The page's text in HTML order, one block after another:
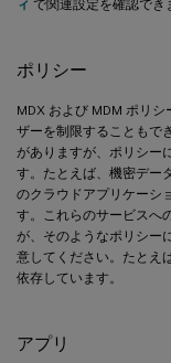
ィ で関連設定を確認でき
ポリシー
MDX および MDM ポリ
ザーを制限することもで
がありますが、ポリシー
す。たとえば、機密デー
のクラウドアプリケーシ
す。これらのサービスへ
が、そのようなポリシー
意してください。たとえ
依存しています。
アプリ